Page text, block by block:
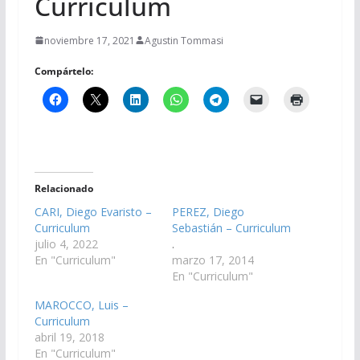
noviembre 17, 2021 Agustin Tommasi
Compártelo:
Relacionado
CARI, Diego Evaristo –
Curriculum
julio 4, 2022
En "Curriculum"
PEREZ, Diego
Sebastián – Curriculum
.
marzo 17, 2014
En "Curriculum"
MAROCCO, Luis –
Curriculum
abril 19, 2018
En "Curriculum"